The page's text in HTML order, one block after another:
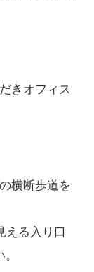
きオフィス
横断歩道を
える入り口